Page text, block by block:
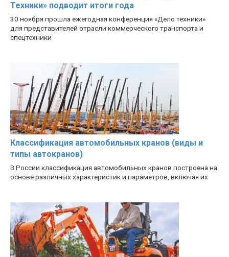
Техники» подводит итоги года
30 ноября прошла ежегодная конференция «Дело техники»
для представителей отрасли коммерческого транспорта и
спецтехники
Классификация автомобильных кранов (виды и
типы автокранов)
В России классификация автомобильных кранов построена на
основе различных характеристик и параметров, включая их